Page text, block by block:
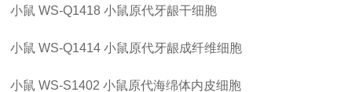
小鼠 WS-Q1418 小鼠原代牙龈干细胞
小鼠 WS-Q1414 小鼠原代牙龈成纤维细胞
小鼠 WS-S1402 小鼠原代海绵体内皮细胞